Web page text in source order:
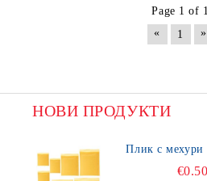
Page 1 of 1
«
1 »
НОВИ ПРОДУКТИ
€0.50